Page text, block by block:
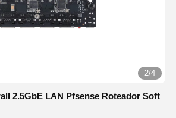
2/4
2.5GbE LAN Pfsense Roteador Soft